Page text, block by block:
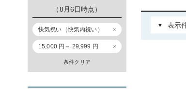
（8月6日時点）
快気祝い（快気内祝い）
15,000 円～ 29,999 円
条件クリア